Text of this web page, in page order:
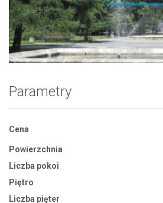
Zdjęcie 1
Parametry
Cena
Powierzchnia
Liczba pokoi
Piętro
Liczba pięter